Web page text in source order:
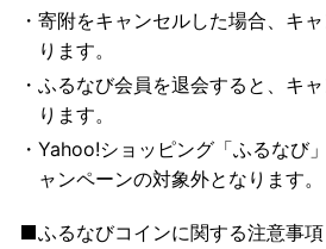
寄附をキャンセルした場合、キ
ります。
ふるなび会員を退会すると、キ
ります。
Yahoo!ショッピング「ふるなび
ャンペーンの対象外となります。
ふるなびコインに関する注意事項